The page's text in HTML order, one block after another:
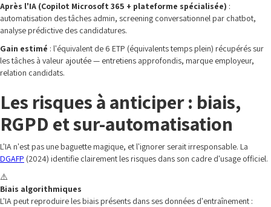
Après l'IA (Copilot Microsoft 365 + plateforme spécialisée) :
automatisation des tâches admin, screening conversationnel par chatbot,
analyse prédictive des candidatures.
Gain estimé : l'équivalent de 6 ETP (équivalents temps plein) récupérés sur
les tâches à valeur ajoutée — entretiens approfondis, marque employeur,
relation candidats.
Les risques à anticiper : biais,
RGPD et sur-automatisation
L'IA n'est pas une baguette magique, et l'ignorer serait irresponsable. La
DGAFP (2024) identifie clairement les risques dans son cadre d'usage officiel.
⚠️
Biais algorithmiques
L'IA peut reproduire les biais présents dans ses données d'entraînement :